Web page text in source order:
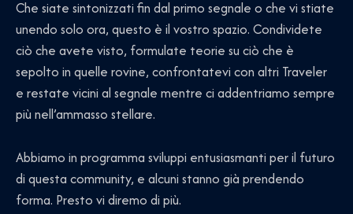
Che siate sintonizzati fin dal primo segnale o che vi stiate
unendo solo ora, questo è il vostro spazio. Condividete
ciò che avete visto, formulate teorie su ciò che è
sepolto in quelle rovine, confrontatevi con altri Traveler
e restate vicini al segnale mentre ci addentriamo sempre
più nell’ammasso stellare.
Abbiamo in programma sviluppi entusiasmanti per il futuro
di questa community, e alcuni stanno già prendendo
forma. Presto vi diremo di più.